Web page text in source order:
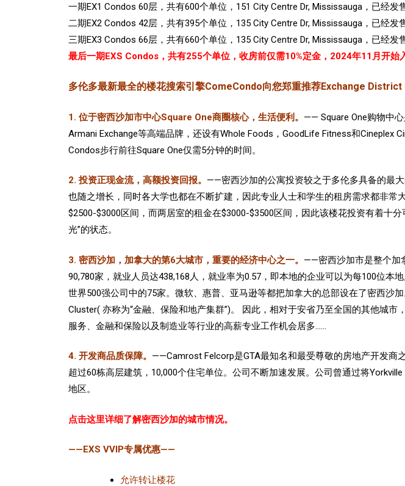
一期EX1 Condos 60层，共有600个单位，151 City Centre Dr, Mississauga，已经发
二期EX2 Condos 42层，共有395个单位，135 City Centre Dr, Mississauga，已经发
三期EX3 Condos 66层，共有660个单位，135 City Centre Dr, Mississauga，已经发
最后一期EXS Condos，共有255个单位，收房前仅需10%定金，2024年11月开始
多伦多最新最全的楼花搜索引擎ComeCondo向您郑重推荐Exchange District
1. 位于密西沙加市中心Square One商圈核心，生活便利。 —— Square One购物中
Armani Exchange等高端品牌，还设有Whole Foods，GoodLife Fitness和Cineplex
Condos步行前往Square One仅需5分钟的时间。
2. 投资正现金流，高额投资回报。 ——密西沙加的公寓投资较之于多伦多具备的最
也随之增长，同时各大学也都在不断扩建，因此专业人士和学生的租房需求都非常
$2500-$3000区间，而两居室的租金在$3000-$3500区间，因此该楼花投资有着十
光”的状态。
3. 密西沙加，加拿大的第6大城市，重要的经济中心之一。 ——密西沙加市是整个加
90,780家，就业人员达438,168人，就业率为0.57，即本地的企业可以为每100位
世界500强公司中的75家。微软、惠普、亚马逊等都把加拿大的总部设在了密西沙
Cluster( 亦称为“金融、保险和地产集群”)。 因此，相对于安省乃至全国的其他城
服务、金融和保险以及制造业等行业的高薪专业工作机会居多……
4. 开发商品质保障。 ——Camrost Felcorp是GTA最知名和最受尊敬的房地产开发商
超过60栋高层建筑，10,000个住宅单位。公司不断加速发展。公司曾通过将
地区。
点击这里详细了解密西沙加的城市情况。
——EXS VVIP专属优惠——
允许转让楼花